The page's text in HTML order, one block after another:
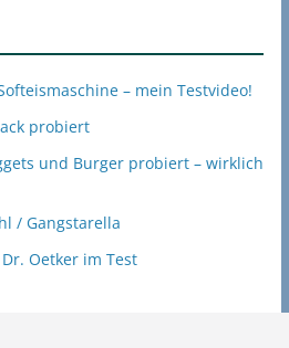
– mein Testvideo!
probiert
und Burger probiert – wirklich
/ Gangstarella
Oetker im Test